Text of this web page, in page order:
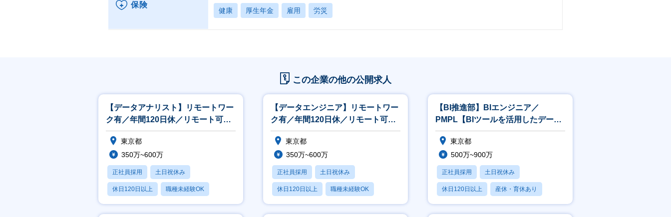
保険
健康 厚生年金 雇用 労災
この企業の他の公開求人
【データアナリスト】リモートワー
ク有／年間120日休／リモート可／
残業15h
東京都
350万~600万
正社員採用 土日祝休み
休日120日以上 職種未経験OK
産休・育休あり
【データエンジニア】リモートワー
ク有／年間120日休／リモート可／
残業15h
東京都
350万~600万
正社員採用 土日祝休み
休日120日以上 職種未経験OK
産休・育休あり
【BI推進部】BIエンジニア／
PMPL【BIツールを活用したデータ
分析プロジェクト推進】
東京都
500万~900万
正社員採用 土日祝休み
休日120日以上 産休・育休あり
月残業20時間以内